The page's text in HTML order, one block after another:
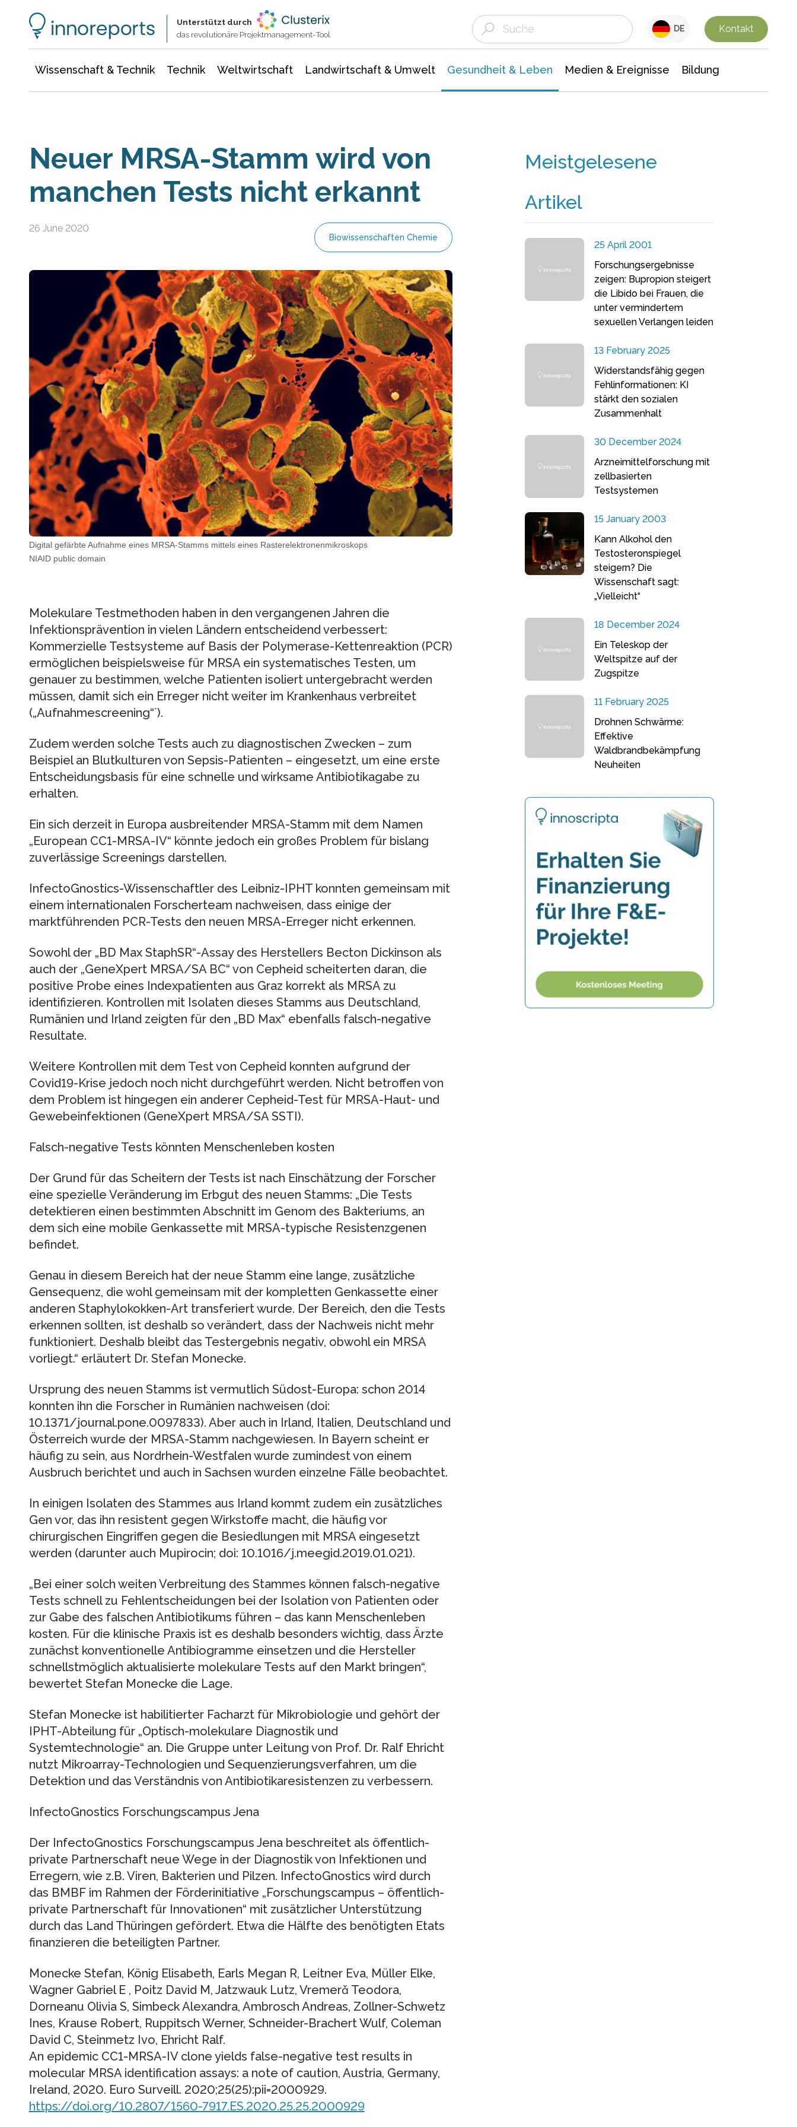
Unterstützt durch
das revolutionäre Projektmanagement-Tool
DE Kontakt
Wissenschaft & Technik Technik Weltwirtschaft Landwirtschaft & Umwelt Gesundheit & Leben Medien & Ereignisse Bildung
Neuer MRSA-Stamm wird von
manchen Tests nicht erkannt
26 June 2020
Biowissenschaften Chemie
Digital gefärbte Aufnahme eines MRSA-Stamms mittels eines Rasterelektronenmikroskops
NIAID public domain
Molekulare Testmethoden haben in den vergangenen Jahren die
Infektionsprävention in vielen Ländern entscheidend verbessert:
Kommerzielle Testsysteme auf Basis der Polymerase-Kettenreaktion (PCR)
ermöglichen beispielsweise für MRSA ein systematisches Testen, um
genauer zu bestimmen, welche Patienten isoliert untergebracht werden
müssen, damit sich ein Erreger nicht weiter im Krankenhaus verbreitet
(„Aufnahmescreening“´).
Zudem werden solche Tests auch zu diagnostischen Zwecken – zum
Beispiel an Blutkulturen von Sepsis-Patienten – eingesetzt, um eine erste
Entscheidungsbasis für eine schnelle und wirksame Antibiotikagabe zu
erhalten.
Ein sich derzeit in Europa ausbreitender MRSA-Stamm mit dem Namen
„European CC1-MRSA-IV“ könnte jedoch ein großes Problem für bislang
zuverlässige Screenings darstellen.
InfectoGnostics-Wissenschaftler des Leibniz-IPHT konnten gemeinsam mit
einem internationalen Forscherteam nachweisen, dass einige der
marktführenden PCR-Tests den neuen MRSA-Erreger nicht erkennen.
Sowohl der „BD Max StaphSR“-Assay des Herstellers Becton Dickinson als
auch der „GeneXpert MRSA/SA BC“ von Cepheid scheiterten daran, die
positive Probe eines Indexpatienten aus Graz korrekt als MRSA zu
identifizieren. Kontrollen mit Isolaten dieses Stamms aus Deutschland,
Rumänien und Irland zeigten für den „BD Max“ ebenfalls falsch-negative
Resultate.
Weitere Kontrollen mit dem Test von Cepheid konnten aufgrund der
Covid19-Krise jedoch noch nicht durchgeführt werden. Nicht betroffen von
dem Problem ist hingegen ein anderer Cepheid-Test für MRSA-Haut- und
Gewebeinfektionen (GeneXpert MRSA/SA SSTI).
Falsch-negative Tests könnten Menschenleben kosten
Der Grund für das Scheitern der Tests ist nach Einschätzung der Forscher
eine spezielle Veränderung im Erbgut des neuen Stamms: „Die Tests
detektieren einen bestimmten Abschnitt im Genom des Bakteriums, an
dem sich eine mobile Genkassette mit MRSA-typische Resistenzgenen
befindet.
Genau in diesem Bereich hat der neue Stamm eine lange, zusätzliche
Gensequenz, die wohl gemeinsam mit der kompletten Genkassette einer
anderen Staphylokokken-Art transferiert wurde. Der Bereich, den die Tests
erkennen sollten, ist deshalb so verändert, dass der Nachweis nicht mehr
funktioniert. Deshalb bleibt das Testergebnis negativ, obwohl ein MRSA
vorliegt.“ erläutert Dr. Stefan Monecke.
Ursprung des neuen Stamms ist vermutlich Südost-Europa: schon 2014
konnten ihn die Forscher in Rumänien nachweisen (doi:
10.1371/journal.pone.0097833). Aber auch in Irland, Italien, Deutschland und
Österreich wurde der MRSA-Stamm nachgewiesen. In Bayern scheint er
häufig zu sein, aus Nordrhein-Westfalen wurde zumindest von einem
Ausbruch berichtet und auch in Sachsen wurden einzelne Fälle beobachtet.
In einigen Isolaten des Stammes aus Irland kommt zudem ein zusätzliches
Gen vor, das ihn resistent gegen Wirkstoffe macht, die häufig vor
chirurgischen Eingriffen gegen die Besiedlungen mit MRSA eingesetzt
werden (darunter auch Mupirocin; doi: 10.1016/j.meegid.2019.01.021).
„Bei einer solch weiten Verbreitung des Stammes können falsch-negative
Tests schnell zu Fehlentscheidungen bei der Isolation von Patienten oder
zur Gabe des falschen Antibiotikums führen – das kann Menschenleben
kosten. Für die klinische Praxis ist es deshalb besonders wichtig, dass Ärzte
zunächst konventionelle Antibiogramme einsetzen und die Hersteller
schnellstmöglich aktualisierte molekulare Tests auf den Markt bringen“,
bewertet Stefan Monecke die Lage.
Stefan Monecke ist habilitierter Facharzt für Mikrobiologie und gehört der
IPHT-Abteilung für „Optisch-molekulare Diagnostik und
Systemtechnologie“ an. Die Gruppe unter Leitung von Prof. Dr. Ralf Ehricht
nutzt Mikroarray-Technologien und Sequenzierungsverfahren, um die
Detektion und das Verständnis von Antibiotikaresistenzen zu verbessern.
InfectoGnostics Forschungscampus Jena
Der InfectoGnostics Forschungscampus Jena beschreitet als öffentlich-
private Partnerschaft neue Wege in der Diagnostik von Infektionen und
Erregern, wie z.B. Viren, Bakterien und Pilzen. InfectoGnostics wird durch
das BMBF im Rahmen der Förderinitiative „Forschungscampus – öffentlich-
private Partnerschaft für Innovationen“ mit zusätzlicher Unterstützung
durch das Land Thüringen gefördert. Etwa die Hälfte des benötigten Etats
finanzieren die beteiligten Partner.
Monecke Stefan, König Elisabeth, Earls Megan R, Leitner Eva, Müller Elke,
Wagner Gabriel E , Poitz David M, Jatzwauk Lutz, Vremerǎ Teodora,
Dorneanu Olivia S, Simbeck Alexandra, Ambrosch Andreas, Zollner-Schwetz
Ines, Krause Robert, Ruppitsch Werner, Schneider-Brachert Wulf, Coleman
David C, Steinmetz Ivo, Ehricht Ralf.
An epidemic CC1-MRSA-IV clone yields false-negative test results in
molecular MRSA identification assays: a note of caution, Austria, Germany,
Ireland, 2020. Euro Surveill. 2020;25(25):pii=2000929.
https://doi.org/10.2807/1560-7917.ES.2020.25.25.2000929
Meistgelesene
Artikel
25 April 2001
Forschungsergebnisse
zeigen: Bupropion steigert
die Libido bei Frauen, die
unter vermindertem
sexuellen Verlangen leiden
13 February 2025
Widerstandsfähig gegen
Fehlinformationen: KI
stärkt den sozialen
Zusammenhalt
30 December 2024
Arzneimittelforschung mit
zellbasierten
Testsystemen
15 January 2003
Kann Alkohol den
Testosteronspiegel
steigern? Die
Wissenschaft sagt:
„Vielleicht“
18 December 2024
Ein Teleskop der
Weltspitze auf der
Zugspitze
11 February 2025
Drohnen Schwärme:
Effektive
Waldbrandbekämpfung
Neuheiten